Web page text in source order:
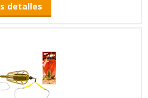
detalles